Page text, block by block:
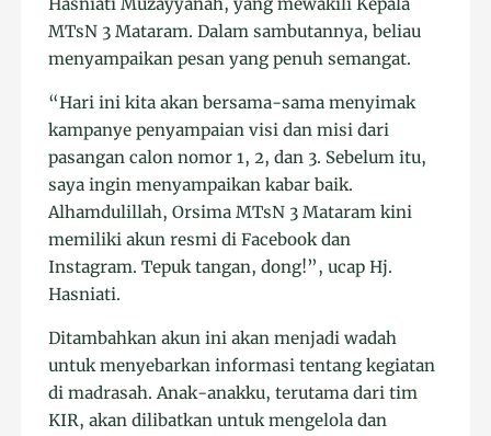
Hasniati Muzayyanah, yang mewakili Kepala
MTsN 3 Mataram. Dalam sambutannya, beliau
menyampaikan pesan yang penuh semangat.
“Hari ini kita akan bersama-sama menyimak
kampanye penyampaian visi dan misi dari
pasangan calon nomor 1, 2, dan 3. Sebelum itu,
saya ingin menyampaikan kabar baik.
Alhamdulillah, Orsima MTsN 3 Mataram kini
memiliki akun resmi di Facebook dan
Instagram. Tepuk tangan, dong!”, ucap Hj.
Hasniati.
Ditambahkan akun ini akan menjadi wadah
untuk menyebarkan informasi tentang kegiatan
di madrasah. Anak-anakku, terutama dari tim
KIR, akan dilibatkan untuk mengelola dan